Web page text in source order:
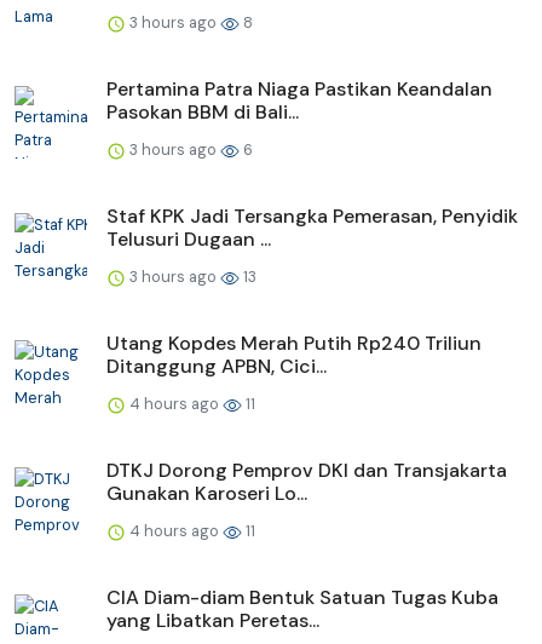
3 hours ago 8
Pertamina Patra Niaga Pastikan Keandalan
Pasokan BBM di Bali...
3 hours ago 6
Staf KPK Jadi Tersangka Pemerasan, Penyidik
Telusuri Dugaan ...
3 hours ago 13
Utang Kopdes Merah Putih Rp240 Triliun
Ditanggung APBN, Cici...
4 hours ago 11
DTKJ Dorong Pemprov DKI dan Transjakarta
Gunakan Karoseri Lo...
4 hours ago 11
CIA Diam-diam Bentuk Satuan Tugas Kuba
yang Libatkan Peretas...